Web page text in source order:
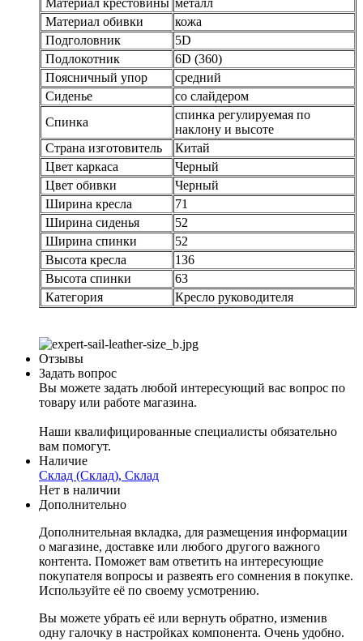
Материал крестовины металл
Материал обивки
кожа
Подголовник
5D
Подлокотник
6D (360)
Поясничный упор
средний
Сиденье
со слайдером
Спинка
спинка регулируемая по
наклону и высоте
Страна изготовитель
Китай
Цвет каркаса
Черный
Цвет обивки
Черный
Ширина кресла
71
Ширина сиденья
52
Ширина спинки
52
Высота кресла
136
Высота спинки
63
Категория
Кресло руководителя
Отзывы
Задать вопрос
Вы можете задать любой интересующий вас вопрос по
товару или работе магазина.
Наши квалифицированные специалисты обязательно
вам помогут.
Наличие
Склад (Склад), Склад
Нет в наличии
Дополнительно
Дополнительная вкладка, для размещения информации
о магазине, доставке или любого другого важного
контента. Поможет вам ответить на интересующие
покупателя вопросы и развеять его сомнения в покупке.
Используйте её по своему усмотрению.
Вы можете убрать её или вернуть обратно, изменив
одну галочку в настройках компонента. Очень удобно.